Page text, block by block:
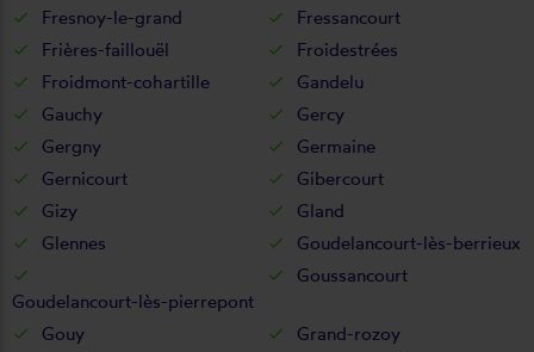
Fresnoy-le-grand
Fressancourt
Frières-faillouël
Froidestrées
Froidmont-cohartille
Gandelu
Gauchy
Gercy
Gergny
Germaine
Gernicourt
Gibercourt
Gizy
Gland
Glennes
Goudelancourt-lès-berrieux
Goudelancourt-lès-pierrepont
Goussancourt
Gouy
Grand-rozoy